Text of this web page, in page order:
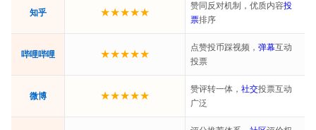
知乎 ★★★★★
赞同反对机制，优质内容投
票排序
哔哩哔哩 ★★★★★
点赞投币踩视频， 弹幕互动
投票
微博 ★★★★★
赞评转一体， 社交投票互动
广泛